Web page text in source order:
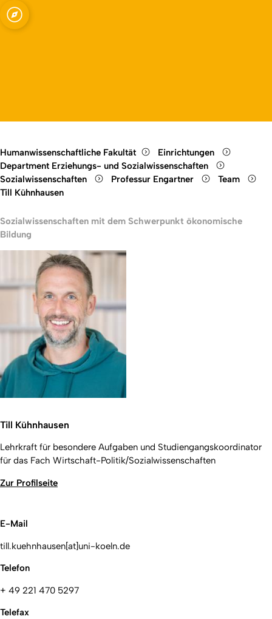
mit dem
Bildung
Open quicklink menu
Humanwissenschaftliche Fakultät
Einrichtungen
Department Erziehungs- und Sozialwissenschaften
Sozialwissenschaften
Professur Engartner
Team
Till Kühnhausen
Sozialwissenschaften mit dem Schwerpunkt ökonomische
Bildung
Till Kühnhausen
Lehrkraft für besondere Aufgaben und Studiengangskoordinator
für das Fach Wirtschaft-Politik/Sozialwissenschaften
Zur Profilseite
E-Mail
till.kuehnhausen[at]uni-koeln.de
Telefon
+ 49 221 470 5297
Telefax